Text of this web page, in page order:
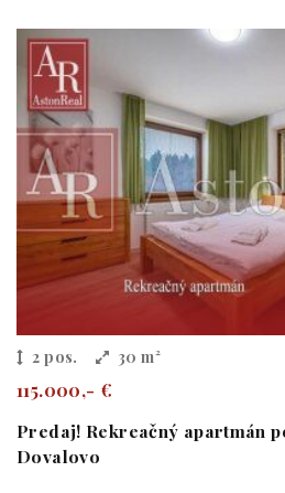
2 pos. 30 m²
115.000,- €
Predaj! Rekreačný apartmán
Dovalovo